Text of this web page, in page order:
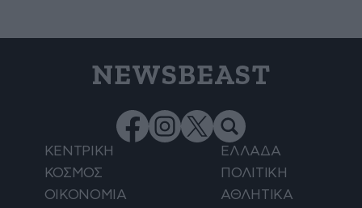
NEWSBEAST
ΚΕΝΤΡΙΚΗ
ΕΛΛΑΔΑ
ΚΟΣΜΟΣ
ΠΟΛΙΤΙΚΗ
ΟΙΚΟΝΟΜΙΑ
ΑΘΛΗΤΙΚΑ